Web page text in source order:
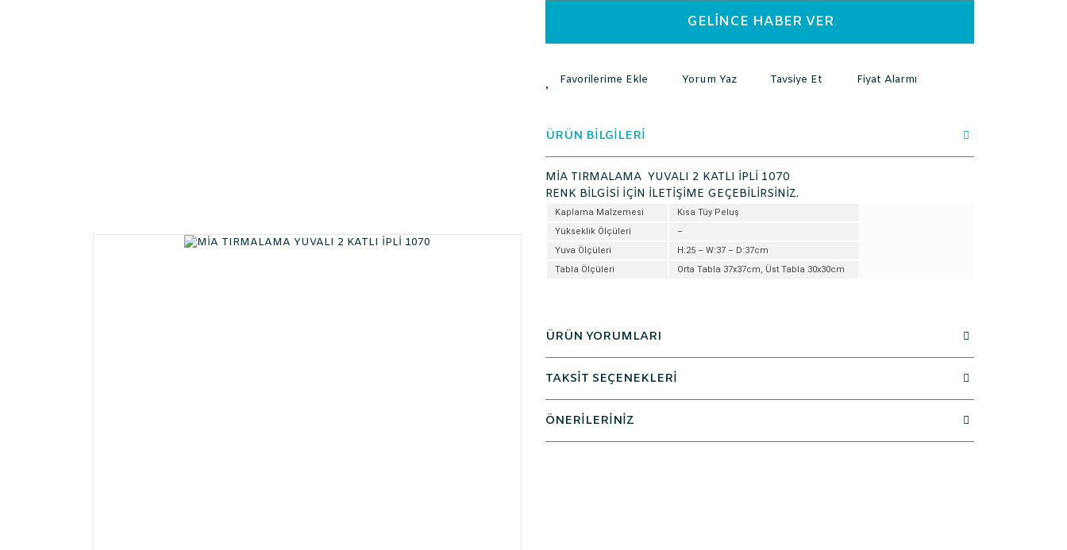
GELİNCE HABER VER
Yorum Yaz Tavsiye Et Fiyat Alarmı
ÜRÜN BİLGİLERİ
MİA TIRMALAMA YUVALI 2 KATLI İPLİ 1070
RENK BİLGİSİ İÇİN İLETİŞİME GEÇEBİLİRSİNİZ.
Kaplama Malzemesi
Kısa Tüy Peluş
Yükseklik Ölçüleri
–
Yuva Ölçüleri
H:25 – W:37 – D:37cm
Tabla Ölçüleri
Orta Tabla 37x37cm, Üst Tabla 30x30cm
ÜRÜN YORUMLARI
TAKSİT SEÇENEKLERİ
ÖNERİLERİNİZ